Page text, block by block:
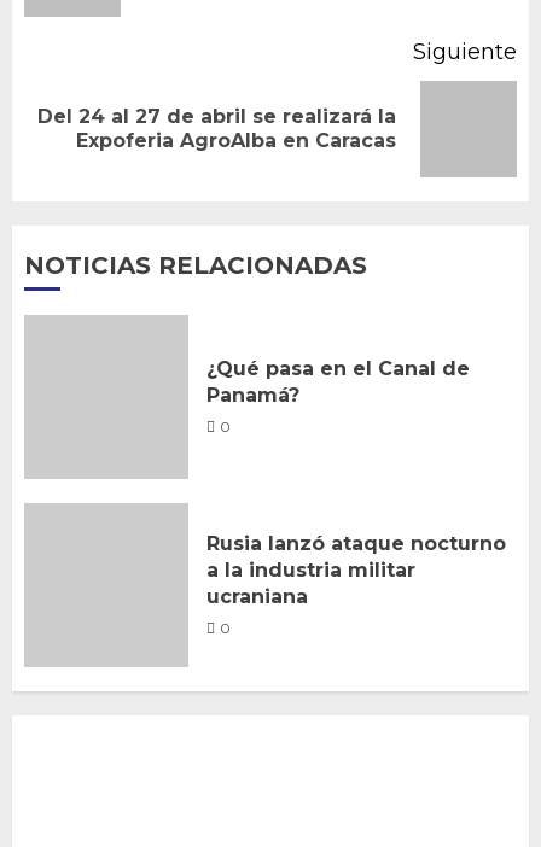
Siguiente
Siguiente
entrada:
Del 24 al 27 de abril se realizará la
Expoferia AgroAlba en Caracas
NOTICIAS RELACIONADAS
¿Qué pasa en el Canal de
Panamá?
0
Rusia lanzó ataque nocturno
a la industria militar
ucraniana
0